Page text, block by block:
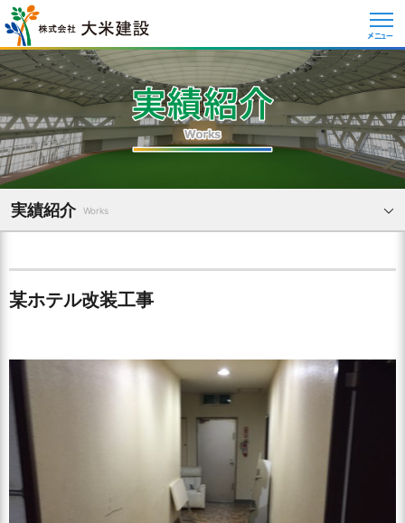
メニュー
実績紹介 Works
某ホテル改装工事